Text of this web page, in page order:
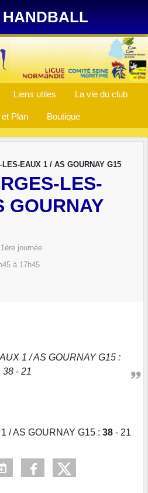
HANDBALL
Liens utiles La vie du club
Plan Boutique
LES-EAUX 1 / AS GOURNAY G15
LES-
GOURNAY
journée
à 17h45
38 - 21
/ AS GOURNAY G15 : 38 - 21